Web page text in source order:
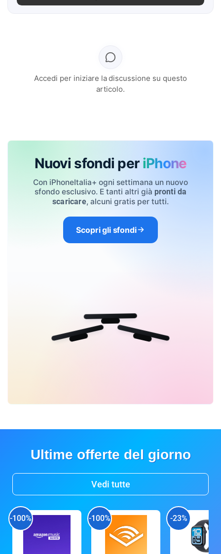
Accedi per iniziare la discussione su questo
articolo.
Nuovi sfondi per iPhone
Con iPhoneItalia+ ogni settimana un nuovo
sfondo esclusivo. E tanti altri già pronti da
scaricare, alcuni gratis per tutti.
Scopri gli sfondi
Ultime offerte del giorno
Vedi tutte
-100% -100% -23%